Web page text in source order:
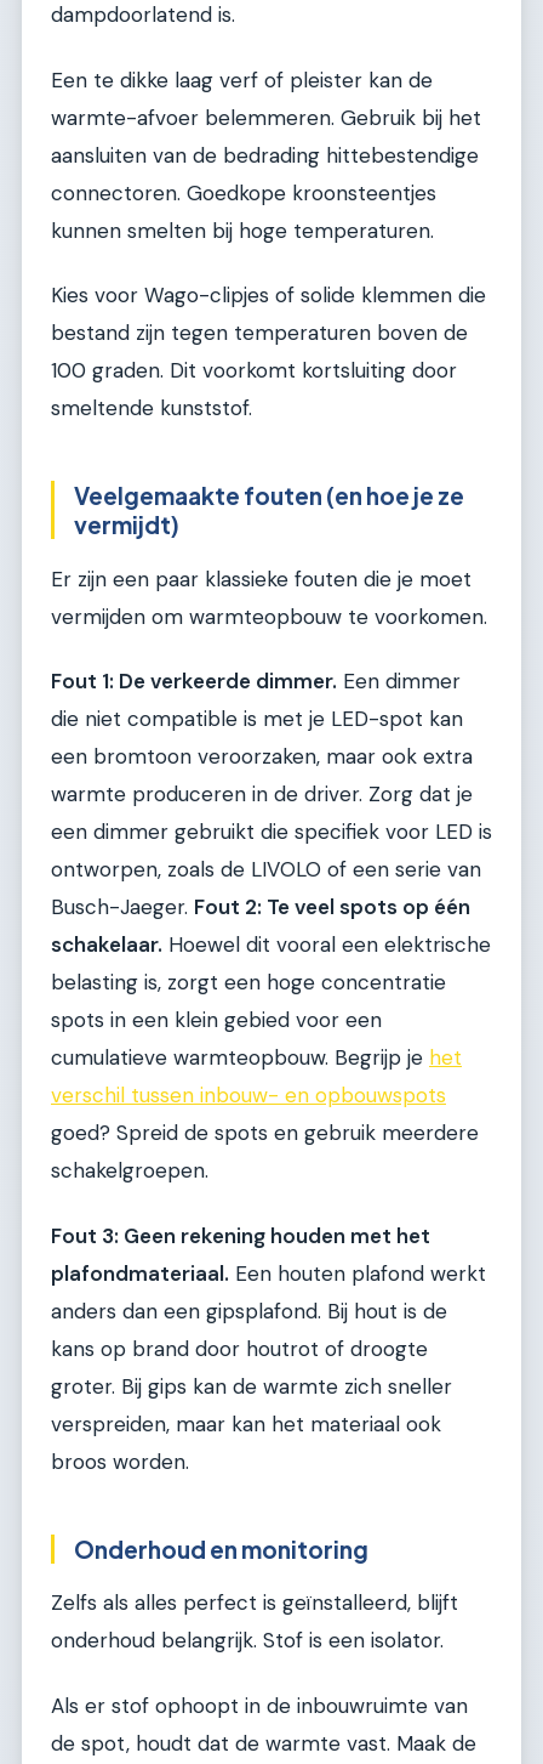
dampdoorlatend is.
Een te dikke laag verf of pleister kan de
warmte-afvoer belemmeren. Gebruik bij het
aansluiten van de bedrading hittebestendige
connectoren. Goedkope kroonsteentjes
kunnen smelten bij hoge temperaturen.
Kies voor Wago-clipjes of solide klemmen die
bestand zijn tegen temperaturen boven de
100 graden. Dit voorkomt kortsluiting door
smeltende kunststof.
Veelgemaakte fouten (en hoe je ze
vermijdt)
Er zijn een paar klassieke fouten die je moet
vermijden om warmteopbouw te voorkomen.
Fout 1: De verkeerde dimmer. Een dimmer
die niet compatible is met je LED-spot kan
een bromtoon veroorzaken, maar ook extra
warmte produceren in de driver. Zorg dat je
een dimmer gebruikt die specifiek voor LED is
ontworpen, zoals de LIVOLO of een serie van
Busch-Jaeger. Fout 2: Te veel spots op één
schakelaar. Hoewel dit vooral een elektrische
belasting is, zorgt een hoge concentratie
spots in een klein gebied voor een
cumulatieve warmteopbouw. Begrijp je het
verschil tussen inbouw- en opbouwspots
goed? Spreid de spots en gebruik meerdere
schakelgroepen.
Fout 3: Geen rekening houden met het
plafondmateriaal. Een houten plafond werkt
anders dan een gipsplafond. Bij hout is de
kans op brand door houtrot of droogte
groter. Bij gips kan de warmte zich sneller
verspreiden, maar kan het materiaal ook
broos worden.
Onderhoud en monitoring
Zelfs als alles perfect is geïnstalleerd, blijft
onderhoud belangrijk. Stof is een isolator.
Als er stof ophoopt in de inbouwruimte van
de spot, houdt dat de warmte vast. Maak de